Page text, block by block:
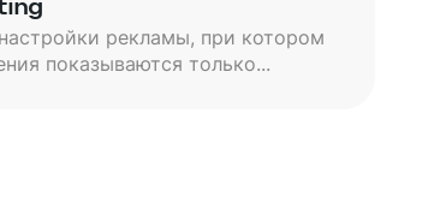
рекламы, при котором
показываются только...